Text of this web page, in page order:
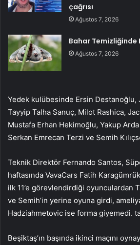
çağrısı
Ağustos 7, 2026
Bahar Temizliğinde
Ağustos 7, 2026
Yedek kulübesinde Ersin Destanoğlu,
Tayyip Talha Sanuç, Milot Rashica,
Mustafa Erhan Hekimoğlu, Yakup Arda
Serkan Emrecan Terzi ve Semih
Teknik Direktör Fernando Santos,
haftasında VavaCars Fatih
ilk 11’e görevlendirdiği oyunculardan
ve Semih’in yerine oyuna girdi,
Hadziahmetovic ise forma giyemedi.
Beşiktaş’ın başında ikinci maçını